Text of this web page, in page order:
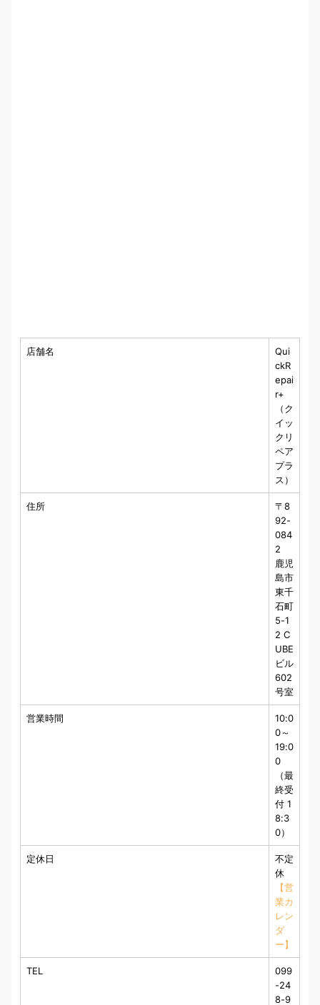
店舗名
Qui
ckR
epai
r+
（ク
イッ
クリ
ペア
プラ
ス）
住所
〒8
92-
084
2
鹿児
島市
東千
石町
5-1
2 C
UBE
ビル
602
号室
営業時間
10:0
0～
19:0
0
（最
終受
付 1
8:3
0）
定休日
不定
休
【営
業カ
レン
ダ
ー】
TEL
099
-24
8-9